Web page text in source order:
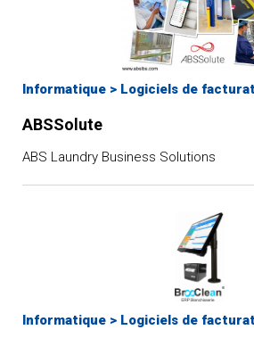
Informatique > Logiciels de
ABSSolute
ABS Laundry Business Solutions
Informatique > Logiciels de